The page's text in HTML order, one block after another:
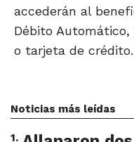
accederán al
Débito
o tarjeta de crédito.
Noticias más leídas
1.